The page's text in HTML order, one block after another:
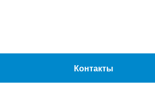
Контакты